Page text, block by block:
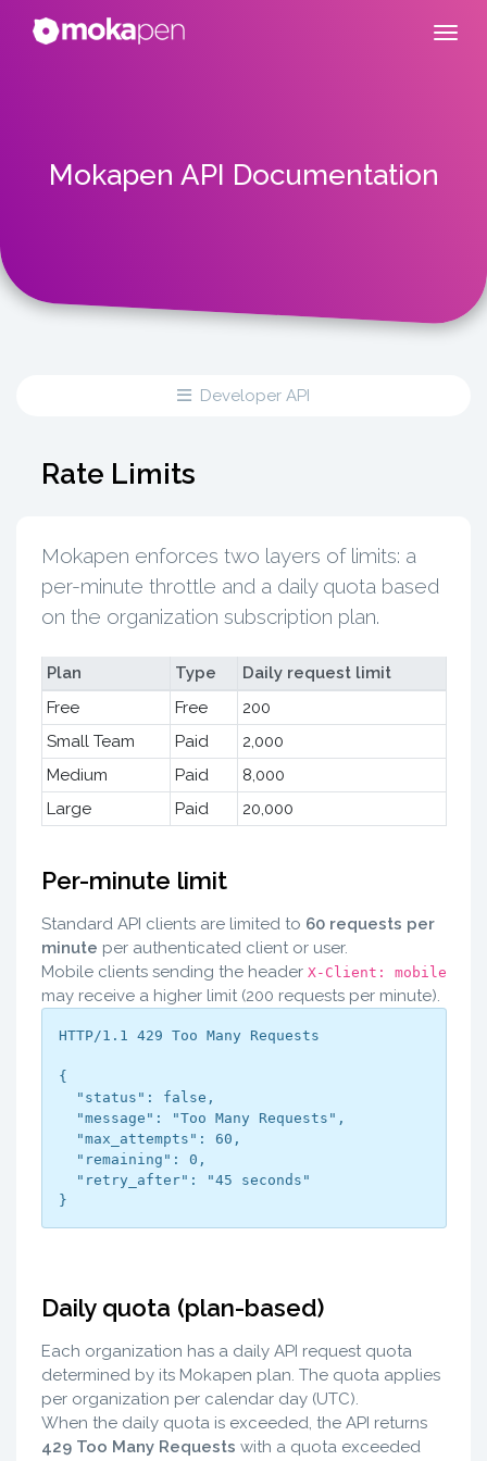
Mokapen API Documentation
Developer API
Rate Limits
Mokapen enforces two layers of limits: a
per-minute throttle and a daily quota based
on the organization subscription plan.
Plan Type
Daily request limit
Free
Free
200
Small Team
Paid
2,000
Medium
Paid
8,000
Large
Paid 20,000
Per-minute limit
Standard API clients are limited to 60 requests per
minute per authenticated client or user.
Mobile clients sending the header X-Client: mobile
may receive a higher limit (200 requests per minute).
HTTP/1.1 429 Too Many Requests
{
}
Daily quota (plan-based)
Each organization has a daily API request quota
determined by its Mokapen plan. The quota applies
per organization per calendar day (UTC).
When the daily quota is exceeded, the API returns
429 Too Many Requests with a quota exceeded